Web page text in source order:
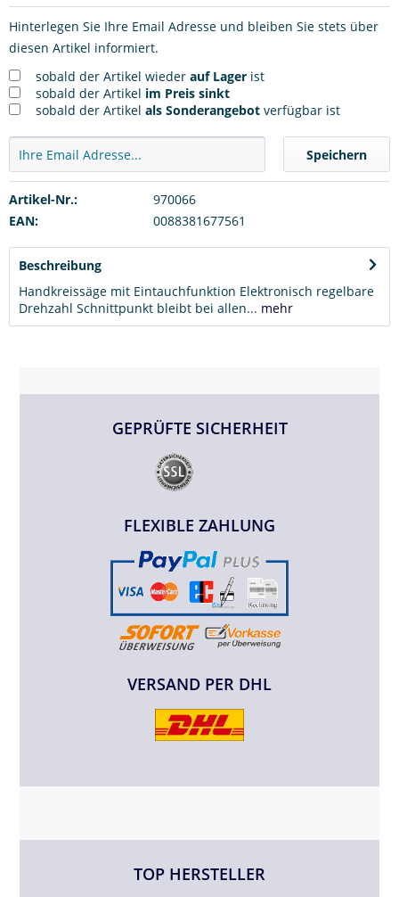
Hinterlegen Sie Ihre Email Adresse und bleiben Sie stets über
diesen Artikel informiert.
sobald der Artikel wieder auf Lager ist
sobald der Artikel im Preis sinkt
sobald der Artikel als Sonderangebot verfügbar ist
Speichern
Artikel-Nr.:
970066
EAN:
0088381677561
Beschreibung
Handkreissäge mit Eintauchfunktion Elektronisch regelbare
Drehzahl Schnittpunkt bleibt bei allen... mehr
GEPRÜFTE SICHERHEIT
FLEXIBLE ZAHLUNG
VERSAND PER DHL
TOP HERSTELLER